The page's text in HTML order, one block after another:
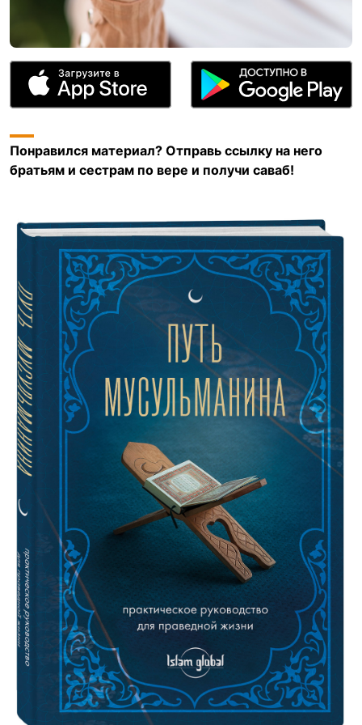
Понравился материал? Отправь ссылку на него
братьям и сестрам по вере и получи саваб!